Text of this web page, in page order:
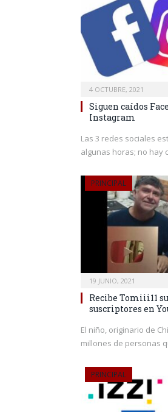
4 OCTUBRE, 2021
Siguen caídos
Instagram
Las 3 redes sociales
algunas horas; no hay
PRINCIPAL
19 JUNIO, 2021
Recibe Tomiii11
suscriptores en
El niño, originario de
millones de personas
PRINCIPAL